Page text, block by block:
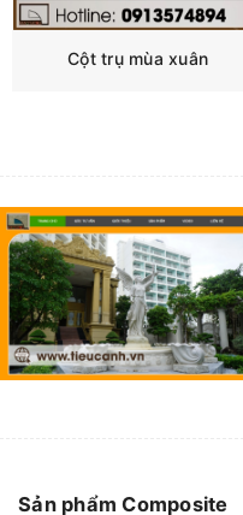
Cột trụ mùa xuân
Sản phẩm Composite